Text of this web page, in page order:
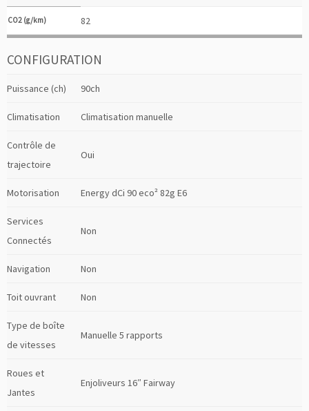
CO2 (g/km) 82
CONFIGURATION
Puissance (ch) 90ch
Climatisation Climatisation manuelle
Contrôle de
trajectoire
Oui
Motorisation Energy dCi 90 eco² 82g E6
Services
Connectés
Non
Navigation Non
Toit ouvrant Non
Type de boîte
de vitesses
Manuelle 5 rapports
Roues et
Jantes
Enjoliveurs 16″ Fairway